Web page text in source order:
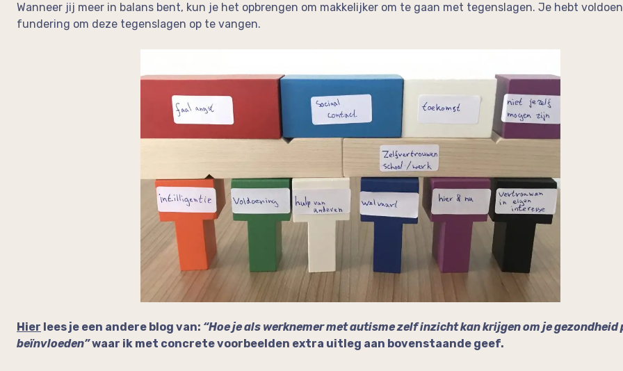
Wanneer jij meer in balans bent, kun je het opbrengen om makkelijker om te gaan met tegenslagen. Je hebt
fundering om deze tegenslagen op te vangen.
Hier lees je een andere blog van: “Hoe je als werknemer met autisme zelf inzicht kan krijgen om je
beïnvloeden”waar ik met concrete voorbeelden extra uitleg aan bovenstaande geef.